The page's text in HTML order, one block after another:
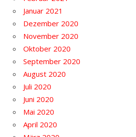
Januar 2021
Dezember 2020
November 2020
Oktober 2020
September 2020
August 2020
Juli 2020
Juni 2020
Mai 2020
April 2020